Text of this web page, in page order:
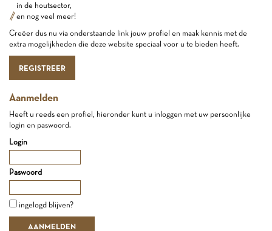
in de houtsector,
en nog veel meer!
Creëer dus nu via onderstaande link jouw profiel en maak kennis met de
extra mogelijkheden die deze website speciaal voor u te bieden heeft.
REGISTREER
Aanmelden
Heeft u reeds een profiel, hieronder kunt u inloggen met uw persoonlijke
login en paswoord.
Login
Paswoord
ingelogd blijven?